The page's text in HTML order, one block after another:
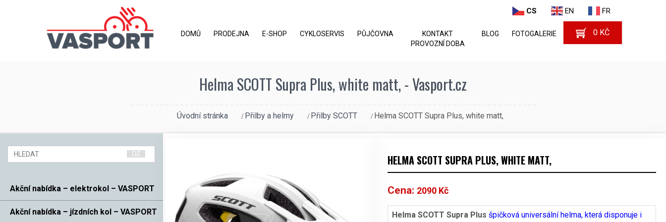
CS EN FR
DOMŮ PRODEJNA E-SHOP CYKLOSERVIS PŮJČOVNA
KONTAKT
PROVOZNÍ DOBA
BLOG FOTOGALERIE 0 KČ
Helma SCOTT Supra Plus, white matt, - Vasport.cz
Úvodní stránka Přilby a helmy Přilby SCOTT Helma SCOTT Supra Plus, white matt,
Akční nabídka – elektrokol – VASPORT
Akční nabídka – jízdních kol – VASPORT
HELMA SCOTT SUPRA PLUS, WHITE MATT,
Cena: 2090 Kč
Helma SCOTT Supra Plus špičková universální helma, která disponuje i